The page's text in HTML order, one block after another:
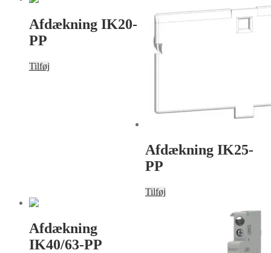
Afdækning IK20-
PP
Tilføj
Afdækning IK25-
PP
Tilføj
Afdækning
IK40/63-PP